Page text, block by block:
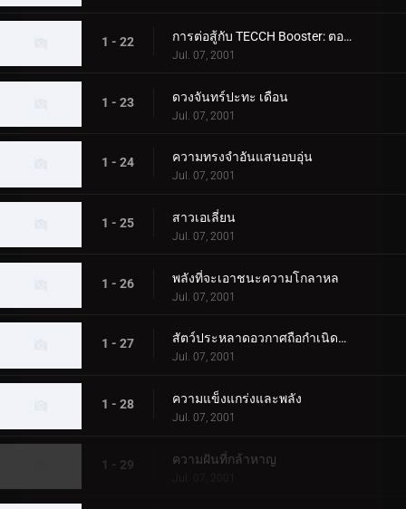
1 - 22 การต่อสู้กับ TECCH Booster: ตอนที่ 2
Jul. 07, 2001
1 - 23 ดวงจันทร์ปะทะ เดือน
Jul. 07, 2001
1 - 24 ความทรงจำอันแสนอบอุ่น
Jul. 07, 2001
1 - 25 สาวเอเลี่ยน
Jul. 07, 2001
1 - 26 พลังที่จะเอาชนะความโกลาหล
Jul. 07, 2001
1 - 27 สัตว์ประหลาดอวกาศถือกำเนิดบนโลก
Jul. 07, 2001
1 - 28 ความแข็งแกร่งและพลัง
Jul. 07, 2001
1 - 29 ความฝันที่กล้าหาญ
Jul. 07, 2001